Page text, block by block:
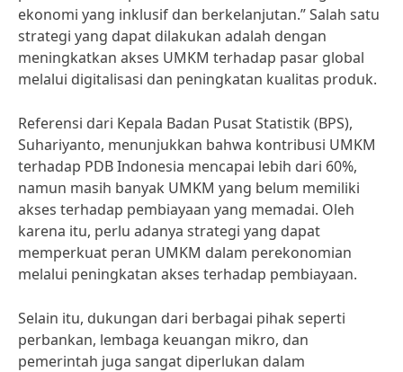
ekonomi yang inklusif dan berkelanjutan.” Salah satu
strategi yang dapat dilakukan adalah dengan
meningkatkan akses UMKM terhadap pasar global
melalui digitalisasi dan peningkatan kualitas produk.
Referensi dari Kepala Badan Pusat Statistik (BPS),
Suhariyanto, menunjukkan bahwa kontribusi UMKM
terhadap PDB Indonesia mencapai lebih dari 60%,
namun masih banyak UMKM yang belum memiliki
akses terhadap pembiayaan yang memadai. Oleh
karena itu, perlu adanya strategi yang dapat
memperkuat peran UMKM dalam perekonomian
melalui peningkatan akses terhadap pembiayaan.
Selain itu, dukungan dari berbagai pihak seperti
perbankan, lembaga keuangan mikro, dan
pemerintah juga sangat diperlukan dalam